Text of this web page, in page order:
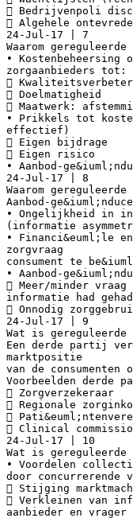
 Bedrijvenpoli
 Algehele
24-Jul-17 | 7
Waarom
• Kostenbeheersing
zorgaanbieders tot:

 Doelmatigheid
 Maatwerk:
• Prikkels tot
effectief)
 Eigen bijdrage
 Eigen risico
• Aanbod-
24-Jul-17 | 8
Waarom
Aanbod-
• Ongelijkheid in
(informatie
• Financi&euml;le
zorgvraag
consument te
• Aanbod-
 Meer/minder
informatie had
 Onnodig
24-Jul-17 | 9
Wat is
Een derde partij
marktpositie
van de consumenten
Voorbeelden derde
 Zorgverzekeraar
 Regionale

 Clinical
24-Jul-17 | 10
Wat is gereguleerde
• Voordelen
door concurrerende
 Stijging
 Verkleinen van
aanbieder en vrager